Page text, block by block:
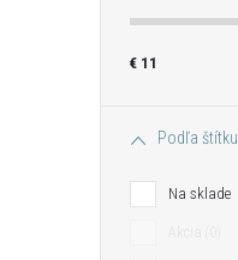
€ 11
Podľa štítku
Na sklade